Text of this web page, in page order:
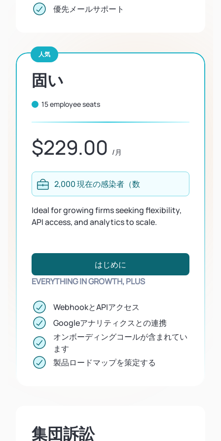
優先メールサポート
固い
人気
15 employee seats
$229.00 /月
2,000 現在の感染者（数
Ideal for growing firms seeking flexibility,
API access, and analytics to scale.
はじめに
EVERYTHING IN GROWTH, PLUS
WebhookとAPIアクセス
Googleアナリティクスとの連携
オンボーディングコールが含まれてい
ます
製品ロードマップを策定する
集団訴訟